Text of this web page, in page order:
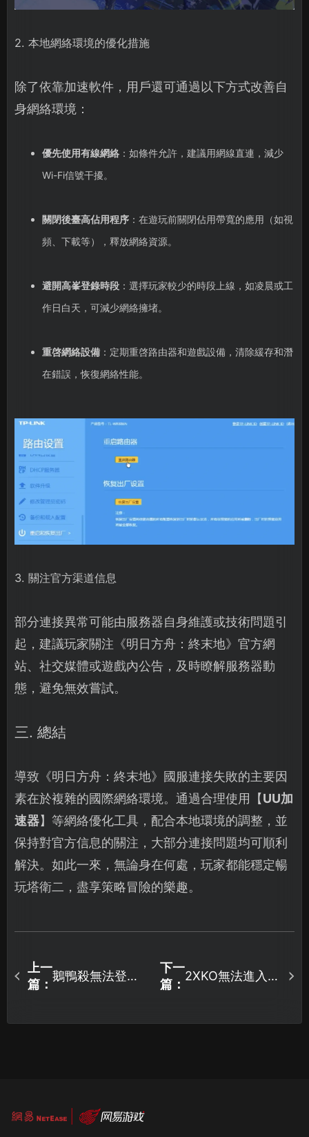
2. 本地網絡環境的優化措施
除了依靠加速軟件，用戶還可通過以下方式改善自
身網絡環境：
優先使用有線網絡：如條件允許，建議用網線直連，減少
Wi-Fi信號干擾。
關閉後臺高佔用程序：在遊玩前關閉佔用帶寬的應用（如視
頻、下載等），釋放網絡資源。
避開高峯登錄時段：選擇玩家較少的時段上線，如凌晨或工
作日白天，可減少網絡擁堵。
重啓網絡設備：定期重啓路由器和遊戲設備，清除緩存和潛
在錯誤，恢復網絡性能。
3. 關注官方渠道信息
部分連接異常可能由服務器自身維護或技術問題引
起，建議玩家關注《明日方舟：終末地》官方網
站、社交媒體或遊戲內公告，及時瞭解服務器動
態，避免無效嘗試。
三. 總結
導致《明日方舟：終末地》國服連接失敗的主要因
素在於複雜的國際網絡環境。通過合理使用【UU加
速器】等網絡優化工具，配合本地環境的調整，並
保持對官方信息的關注，大部分連接問題均可順利
解決。如此一來，無論身在何處，玩家都能穩定暢
玩塔衛二，盡享策略冒險的樂趣。
上一
篇：
鵝鴨殺無法登
題！
下一
篇：
2XKO無法進入遊
學！